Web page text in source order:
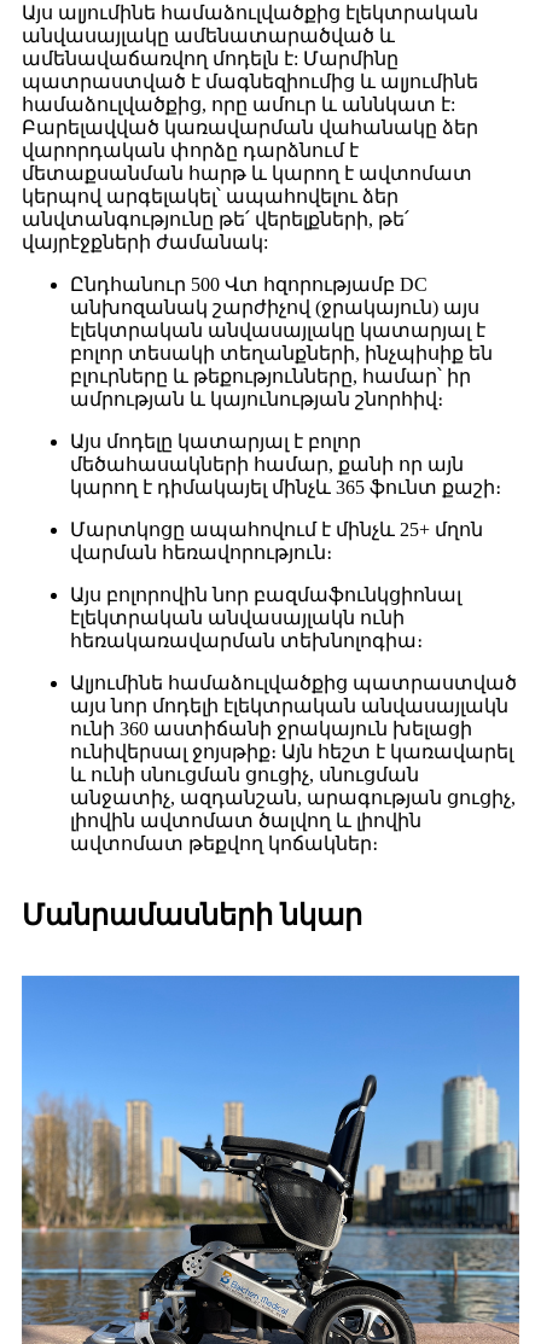
Այս ալյումինե համաձուլվածքից էլեկտրական
անվասայլակը ամենատարածված և
ամենավաճառվող մոդելն է: Մարմինը
պատրաստված է մագնեզիումից և ալյումինե
համաձուլվածքից, որը ամուր և աննկատ է:
Բարելավված կառավարման վահանակը ձեր
վարորդական փորձը դարձնում է
մետաքսանման հարթ և կարող է ավտոմատ
կերպով արգելակել՝ ապահովելու ձեր
անվտանգությունը թե՛ վերելքների, թե՛
վայրէջքների ժամանակ:
Ընդհանուր 500 Վտ հզորությամբ DC
անխոզանակ շարժիչով (ջրակայուն) այս
էլեկտրական անվասայլակը կատարյալ է
բոլոր տեսակի տեղանքների, ինչպիսիք են
բլուրները և թեքությունները, համար՝ իր
ամրության և կայունության շնորհիվ։
Այս մոդելը կատարյալ է բոլոր
մեծահասակների համար, քանի որ այն
կարող է դիմակայել մինչև 365 ֆունտ քաշի։
Մարտկոցը ապահովում է մինչև 25+ մղոն
վարման հեռավորություն։
Այս բոլորովին նոր բազմաֆունկցիոնալ
էլեկտրական անվասայլակն ունի
հեռակառավարման տեխնոլոգիա։
Ալյումինե համաձուլվածքից պատրաստված
այս նոր մոդելի էլեկտրական անվասայլակն
ունի 360 աստիճանի ջրակայուն խելացի
ունիվերսալ ջոյսթիք։ Այն հեշտ է կառավարել
և ունի սնուցման ցուցիչ, սնուցման
անջատիչ, ազդանշան, արագության ցուցիչ,
լիովին ավտոմատ ծալվող և լիովին
ավտոմատ թեքվող կոճակներ։
Մանրամասների նկար